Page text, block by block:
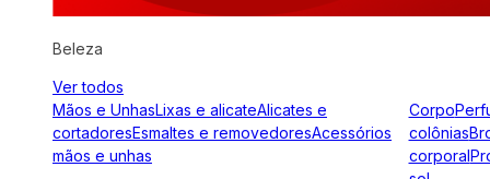
Beleza
Ver todos
Mãos e UnhasLixas e alicateAlicates e
cortadoresEsmaltes e removedoresAcessórios
mãos e unhas
Corpo
colônias
corporal